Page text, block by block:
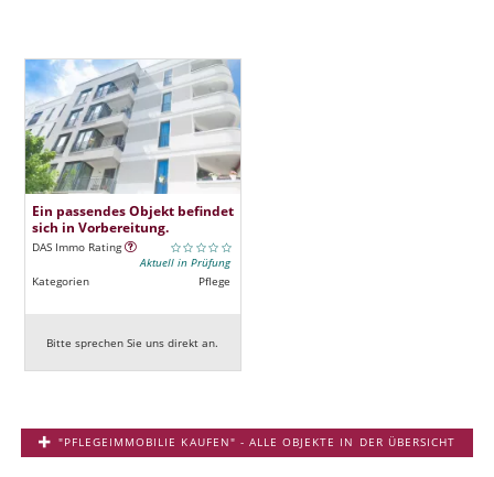
Ein passendes Objekt befindet
sich in Vorbereitung.
DAS Immo Rating
Aktuell in Prüfung
Kategorien
Pflege
Bitte sprechen Sie uns direkt an.
"PFLEGEIMMOBILIE KAUFEN" - ALLE OBJEKTE IN DER ÜBERSICHT